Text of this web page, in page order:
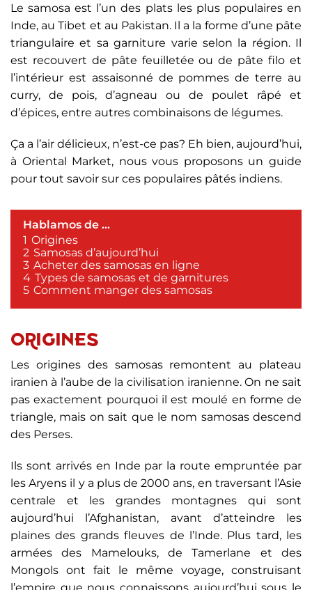
Le samosa est l’un des plats les plus populaires en
Inde, au Tibet et au Pakistan. Il a la forme d’une pâte
triangulaire et sa garniture varie selon la région. Il
est recouvert de pâte feuilletée ou de pâte filo et
l’intérieur est assaisonné de pommes de terre au
curry, de pois, d’agneau ou de poulet râpé et
d’épices, entre autres combinaisons de légumes.
Ça a l’air délicieux, n’est-ce pas? Eh bien, aujourd’hui,
à Oriental Market, nous vous proposons un guide
pour tout savoir sur ces populaires pâtés indiens.
Hablamos de ...
1 Origines
2 Samosas d’aujourd’hui
3 Acheter des samosas en ligne
4 Types de samosas et de garnitures
5 Comment manger des samosas
ORIGINES
Les origines des samosas remontent au plateau
iranien à l’aube de la civilisation iranienne. On ne sait
pas exactement pourquoi il est moulé en forme de
triangle, mais on sait que le nom samosas descend
des Perses.
Ils sont arrivés en Inde par la route empruntée par
les Aryens il y a plus de 2000 ans, en traversant l’Asie
centrale et les grandes montagnes qui sont
aujourd’hui l’Afghanistan, avant d’atteindre les
plaines des grands fleuves de l’Inde. Plus tard, les
armées des Mamelouks, de Tamerlane et des
Mongols ont fait le même voyage, construisant
l’empire que nous connaissons aujourd’hui sous le